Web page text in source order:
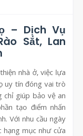
– Dịch Vụ
Sắt, Lan
nhà ở, việc lựa
uy tín đóng vai trò
chỉ giúp bảo vệ an
tạo điểm nhấn
Với nhu cầu ngày
hạng mục như cửa